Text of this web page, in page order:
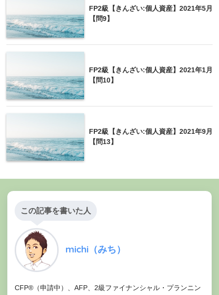
FP2級【きんざい:個人資産】2021年5月
【問9】
FP2級【きんざい:個人資産】2021年1月
【問10】
FP2級【きんざい:個人資産】2021年9月
【問13】
この記事を書いた人
michi（みち）
CFP®（申請中）、AFP、2級ファイナンシャル・プランニン